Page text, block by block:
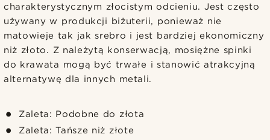
charakterystycznym złocistym odcieniu. Jest często
używany w produkcji biżuterii, ponieważ nie
matowieje tak jak srebro i jest bardziej ekonomiczny
niż złoto. Z należytą konserwacją, mosiężne spinki
do krawata mogą być trwałe i stanowić atrakcyjną
alternatywę dla innych metali.
Zaleta: Podobne do złota
Zaleta: Tańsze niż złote